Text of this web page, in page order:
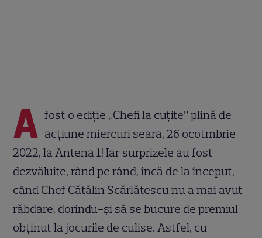
A fost o ediție „Chefi la cuțite” plină de
acțiune miercuri seara, 26 ocotmbrie
2022, la Antena 1! Iar surprizele au fost
dezvăluite, rând pe rând, încă de la început,
când Chef Cătălin Scărlătescu nu a mai avut
răbdare, dorindu-și să se bucure de premiul
obținut la jocurile de culise. Astfel, cu